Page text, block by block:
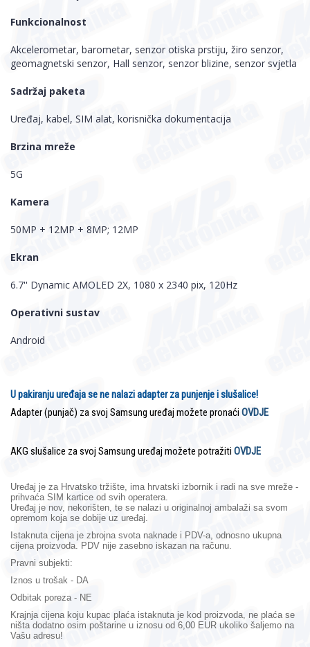
Funkcionalnost
Akcelerometar, barometar, senzor otiska prstiju, žiro senzor,
geomagnetski senzor, Hall senzor, senzor blizine, senzor svjetla
Sadržaj paketa
Uređaj, kabel, SIM alat, korisnička dokumentacija
Brzina mreže
5G
Kamera
50MP + 12MP + 8MP; 12MP
Ekran
6.7'' Dynamic AMOLED 2X, 1080 x 2340 pix, 120Hz
Operativni sustav
Android
U pakiranju uređaja se ne nalazi adapter za punjenje i slušalice!
Adapter (punjač) za svoj Samsung uređaj možete pronaćiOVDJE
AKG slušalice za svoj Samsung uređaj možete potražiti OVDJE
Uređaj je za Hrvatsko tržište, ima hrvatski izbornik i radi na sve mreže -
prihvaća SIM kartice od svih operatera.
Uređaj je nov, nekorišten, te se nalazi u originalnoj ambalaži sa svom
opremom koja se dobije uz uređaj.
Istaknuta cijena je zbrojna svota naknade i PDV-a, odnosno ukupna
cijena proizvoda. PDV nije zasebno iskazan na računu.
Pravni subjekti:
Iznos u trošak - DA
Odbitak poreza - NE
Krajnja cijena koju kupac plaća istaknuta je kod proizvoda, ne plaća se
ništa dodatno osim poštarine u iznosu od 6,00 EUR ukoliko šaljemo na
Vašu adresu!